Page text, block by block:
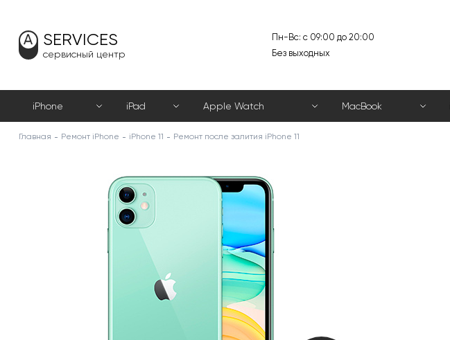
SERVICES
сервисный центр
Пн-Вс: с 09:00 до 20:00
Без выходных
iPhone iPad Apple Watch MacBook
Главная Ремонт iPhone iPhone 11 Ремонт после залития iPhone 11